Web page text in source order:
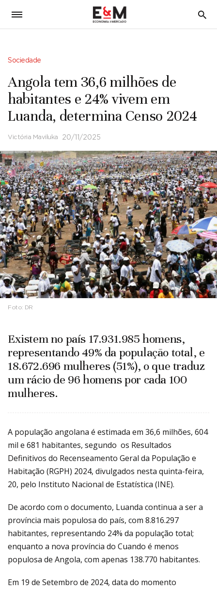
5
Sociedade
Angola tem 36,6 milhões de
habitantes e 24% vivem em
Luanda, determina Censo 2024
Victória Maviluka 20/11/2025
Foto: DR
Existem no país 17.931.985 homens,
representando 49% da população total, e
18.672.696 mulheres (51%), o que traduz
um rácio de 96 homens por cada 100
mulheres.
A população angolana é estimada em 36,6 milhões, 604
mil e 681 habitantes, segundo os Resultados
Definitivos do Recenseamento Geral da População e
Habitação (RGPH) 2024, divulgados nesta quinta-feira,
20, pelo Instituto Nacional de Estatística (INE).
De acordo com o documento, Luanda continua a ser a
província mais populosa do país, com 8.816.297
habitantes, representando 24% da população total;
enquanto a nova província do Cuando é menos
populosa de Angola, com apenas 138.770 habitantes.
Em 19 de Setembro de 2024, data do momento